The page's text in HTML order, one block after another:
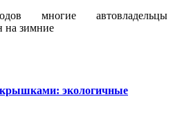
многие автовладельцы
на зимние
экологичные